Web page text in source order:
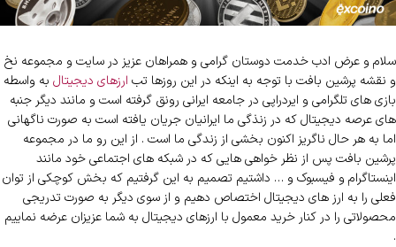
سلام و عرض ادب خدمت دوستان گرامی و همراهان عزیز در سایت و مجموعه نخ
و نقشه پرشین بافت با توجه به اینکه در این روزها تب ارزهای دیجیتال به واسطه
بازی های تلگرامی و ایردراپی در جامعه ایرانی رونق گرفته است و مانند دیگر جنبه
های عرصه دیجیتال که در زنذگی ما ایرانیان جریان یافته است به صورت ناگهانی
اما به هر حال ناگریز اکنون بخشی از زندگی ما است . از این رو ما در مجموعه
پرشین بافت پس از نظر خواهی هایی که در شبکه های اجتماعی خود مانند
اینستاگرام و فیسبوک و … داشتیم تصمیم به این گرفتیم که بخش کوچکی از توان
فعلی را به ارز های دیجیتال اختصاص دهیم و از سوی دیگر به صورت تدریجی
محصولاتی را در کنار خرید معمول با ارزهای دیجیتال به شما عزیزان عرضه نماییم
.